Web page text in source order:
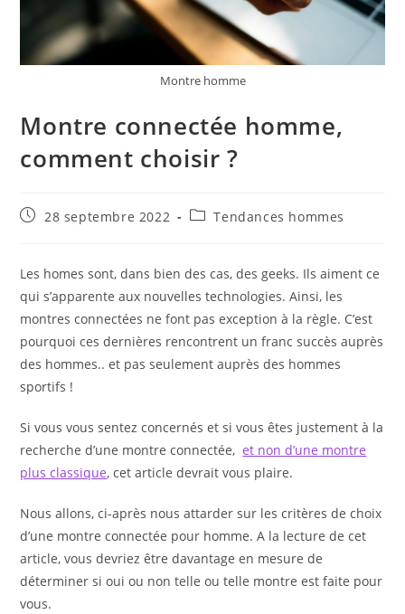
Montre homme
Montre connectée homme,
comment choisir ?
Publication
28 septembre 2022
PostTendances hommes
Les homes sont, dans bien des cas, des geeks. Ils aiment ce
qui s’apparente aux nouvelles technologies. Ainsi, les
montres connectées ne font pas exception à la règle. C’est
pourquoi ces dernières rencontrent un franc succès auprès
des hommes.. et pas seulement auprès des hommes
sportifs !
Si vous vous sentez concernés et si vous êtes justement à la
recherche d’une montre connectée,et non d’une montre
plus classique, cet article devrait vous plaire.
Nous allons, ci-après nous attarder sur les critères de choix
d’une montre connectée pour homme. A la lecture de cet
article, vous devriez être davantage en mesure de
déterminer si oui ou non telle ou telle montre est faite pour
vous.